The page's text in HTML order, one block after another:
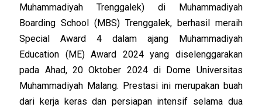
Muhammadiyah Trenggalek) di Muhammadiyah
Boarding School (MBS) Trenggalek, berhasil meraih
Special Award 4 dalam ajang Muhammadiyah
Education (ME) Award 2024 yang diselenggarakan
pada Ahad, 20 Oktober 2024 di Dome Universitas
Muhammadiyah Malang. Prestasi ini merupakan buah
dari kerja keras dan persiapan intensif selama dua